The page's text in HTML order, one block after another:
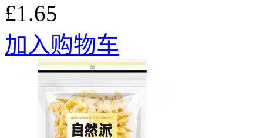
£1.65
加入购物车